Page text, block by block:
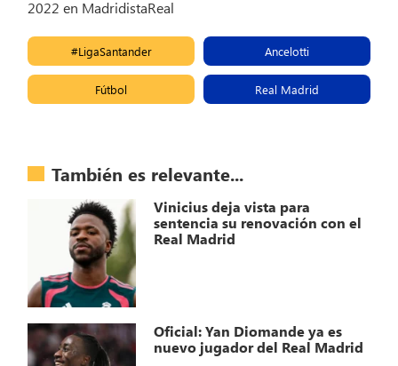
2022 en MadridistaReal
#LigaSantander Ancelotti
Fútbol Real Madrid
También es relevante...
Vinicius deja vista para
sentencia su renovación con el
Real Madrid
Oficial: Yan Diomande ya es
nuevo jugador del Real Madrid